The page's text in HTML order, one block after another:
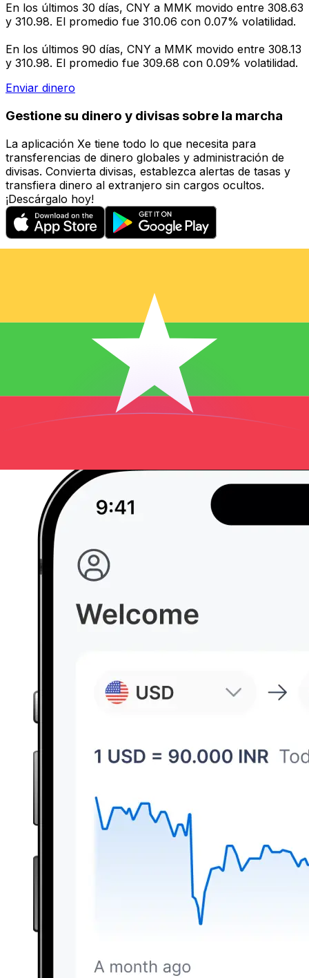
En los últimos 30 días, CNY a MMK movido entre 308.63
y 310.98. El promedio fue 310.06 con 0.07% volatilidad.
En los últimos 90 días, CNY a MMK movido entre 308.13
y 310.98. El promedio fue 309.68 con 0.09% volatilidad.
Enviar dinero
Gestione su dinero y divisas sobre la marcha
La aplicación Xe tiene todo lo que necesita para
transferencias de dinero globales y administración de
divisas. Convierta divisas, establezca alertas de tasas y
transfiera dinero al extranjero sin cargos ocultos.
¡Descárgalo hoy!